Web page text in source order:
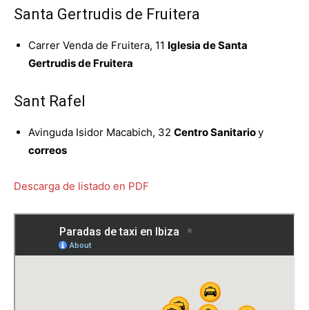
Santa Gertrudis de Fruitera
Carrer Venda de Fruitera, 11 Iglesia de Santa
Gertrudis de Fruitera
Sant Rafel
Avinguda Isidor Macabich, 32 Centro Sanitarioy
correos
Descarga de listado en PDF